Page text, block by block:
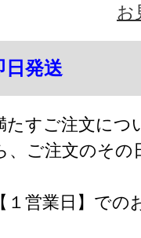
お
日発送
すご注文につ
、ご注文のそ
１営業日】での